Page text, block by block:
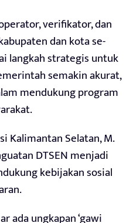
verifikator, dan
dan kota se-
langkah strategis untuk
semakin akurat,
mendukung program
Kalimantan Selatan, M.
DTSEN menjadi
kebijakan sosial
ada ungkapan ‘gawi